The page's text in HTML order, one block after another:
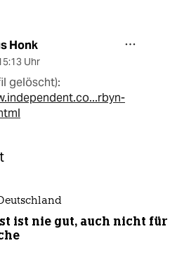
Honk
Uhr
gelöscht):
ist nie gut, auch nicht für